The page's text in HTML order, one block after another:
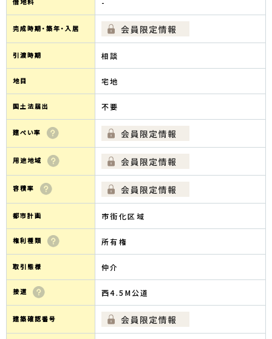
完成時期・築年・入居
引渡時期 相談
地目 宅地
国土法届出 不要
建ぺい率
用途地域
容積率
都市計画 市街化区域
権利種類 所有権
取引態様 仲介
接道 西4.5M公道
建築確認番号